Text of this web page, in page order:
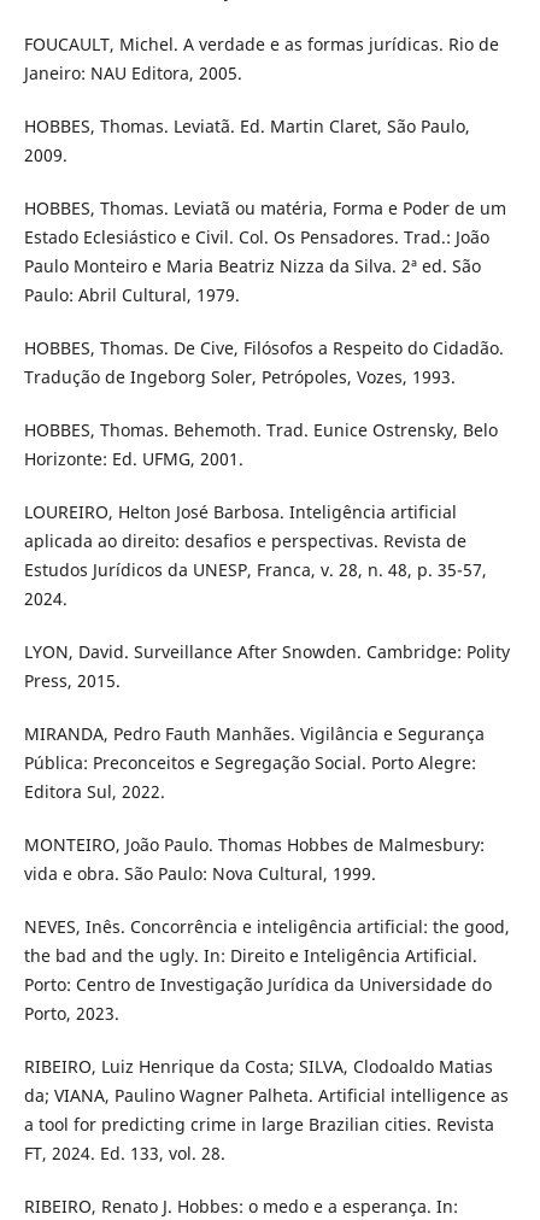
FOUCAULT, Michel. A verdade e as formas jurídicas. Rio de
Janeiro: NAU Editora, 2005.
HOBBES, Thomas. Leviatã. Ed. Martin Claret, São Paulo,
2009.
HOBBES, Thomas. Leviatã ou matéria, Forma e Poder de um
Estado Eclesiástico e Civil. Col. Os Pensadores. Trad.: João
Paulo Monteiro e Maria Beatriz Nizza da Silva. 2ª ed. São
Paulo: Abril Cultural, 1979.
HOBBES, Thomas. De Cive, Filósofos a Respeito do Cidadão.
Tradução de Ingeborg Soler, Petrópoles, Vozes, 1993.
HOBBES, Thomas. Behemoth. Trad. Eunice Ostrensky, Belo
Horizonte: Ed. UFMG, 2001.
LOUREIRO, Helton José Barbosa. Inteligência artificial
aplicada ao direito: desafios e perspectivas. Revista de
Estudos Jurídicos da UNESP, Franca, v. 28, n. 48, p. 35-57,
2024.
LYON, David. Surveillance After Snowden. Cambridge: Polity
Press, 2015.
MIRANDA, Pedro Fauth Manhães. Vigilância e Segurança
Pública: Preconceitos e Segregação Social. Porto Alegre:
Editora Sul, 2022.
MONTEIRO, João Paulo. Thomas Hobbes de Malmesbury:
vida e obra. São Paulo: Nova Cultural, 1999.
NEVES, Inês. Concorrência e inteligência artificial: the good,
the bad and the ugly. In: Direito e Inteligência Artificial.
Porto: Centro de Investigação Jurídica da Universidade do
Porto, 2023.
RIBEIRO, Luiz Henrique da Costa; SILVA, Clodoaldo Matias
da; VIANA, Paulino Wagner Palheta. Artificial intelligence as
a tool for predicting crime in large Brazilian cities. Revista
FT, 2024. Ed. 133, vol. 28.
RIBEIRO, Renato J. Hobbes: o medo e a esperança. In: